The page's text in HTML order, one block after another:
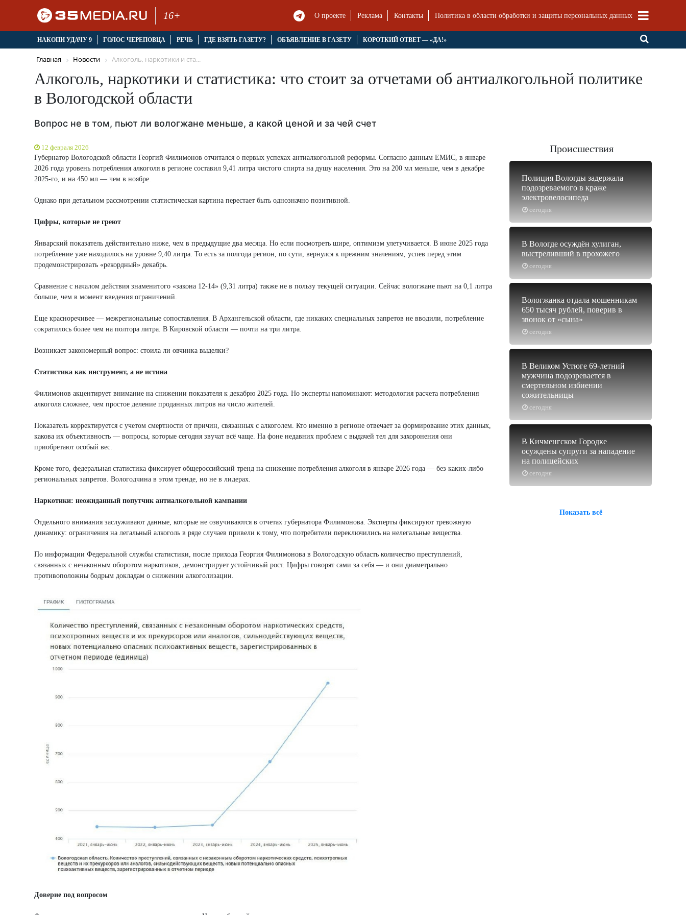
16+ О проекте Реклама Контакты Политика в области обработки и защиты персональных данных
НАКОПИ УДАЧУ 9 ГОЛОС ЧЕРЕПОВЦА РЕЧЬ ГДЕ ВЗЯТЬ ГАЗЕТУ? ОБЪЯВЛЕНИЕ В ГАЗЕТУ КОРОТКИЙ ОТВЕТ — «ДА!»
Главная Новости Алкоголь, наркотики и ста...
Алкоголь, наркотики и статистика: что стоит за отчетами об антиалкогольной политике
в Вологодской области
Вопрос не в том, пьют ли вологжане меньше, а какой ценой и за чей счет
12 февраля 2026
Губернатор Вологодской области Георгий Филимонов отчитался о первых успехах антиалкогольной реформы. Согласно данным ЕМИС, в январе
2026 года уровень потребления алкоголя в регионе составил 9,41 литра чистого спирта на душу населения. Это на 200 мл меньше, чем в декабре
2025-го, и на 450 мл — чем в ноябре.
Однако при детальном рассмотрении статистическая картина перестает быть однозначно позитивной.
Цифры, которые не греют
Январский показатель действительно ниже, чем в предыдущие два месяца. Но если посмотреть шире, оптимизм улетучивается. В июне 2025 года
потребление уже находилось на уровне 9,40 литра. То есть за полгода регион, по сути, вернулся к прежним значениям, успев перед этим
продемонстрировать «рекордный» декабрь.
Сравнение с началом действия знаменитого «закона 12-14» (9,31 литра) также не в пользу текущей ситуации. Сейчас вологжане пьют на 0,1 литра
больше, чем в момент введения ограничений.
Еще красноречивее — межрегиональные сопоставления. В Архангельской области, где никаких специальных запретов не вводили, потребление
сократилось более чем на полтора литра. В Кировской области — почти на три литра.
Возникает закономерный вопрос: стоила ли овчинка выделки?
Статистика как инструмент, а не истина
Филимонов акцентирует внимание на снижении показателя к декабрю 2025 года. Но эксперты напоминают: методология расчета потребления
алкоголя сложнее, чем простое деление проданных литров на число жителей.
Показатель корректируется с учетом смертности от причин, связанных с алкоголем. Кто именно в регионе отвечает за формирование этих данных,
какова их объективность — вопросы, которые сегодня звучат всё чаще. На фоне недавних проблем с выдачей тел для захоронения они
приобретают особый вес.
Кроме того, федеральная статистика фиксирует общероссийский тренд на снижение потребления алкоголя в январе 2026 года — без каких-либо
региональных запретов. Вологодчина в этом тренде, но не в лидерах.
Наркотики: неожиданный попутчик антиалкогольной кампании
Отдельного внимания заслуживают данные, которые не озвучиваются в отчетах губернатора Филимонова. Эксперты фиксируют тревожную
динамику: ограничения на легальный алкоголь в ряде случаев привели к тому, что потребители переключились на нелегальные вещества.
По информации Федеральной службы статистики, после прихода Георгия Филимонова в Вологодскую область количество преступлений,
связанных с незаконным оборотом наркотиков, демонстрирует устойчивый рост. Цифры говорят сами за себя — и они диаметрально
противоположны бодрым докладам о снижении алкоголизации.
Доверие под вопросом
Происшествия
сегодня
Полиция Вологды задержала
подозреваемого в краже
электровелосипеда
сегодня
В Вологде осуждён хулиган,
выстреливший в прохожего
сегодня
Вологжанка отдала мошенникам
650 тысяч рублей, поверив в
звонок от «сына»
сегодня
В Великом Устюге 69-летний
мужчина подозревается в
смертельном избиении
сожительницы
сегодня
В Кичменгском Городке
осуждены супруги за нападение
на полицейских
Показать всё